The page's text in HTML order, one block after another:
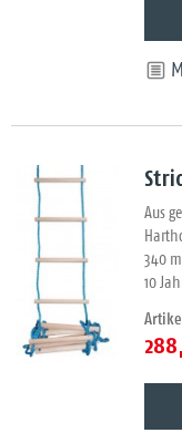
Aus
340
10